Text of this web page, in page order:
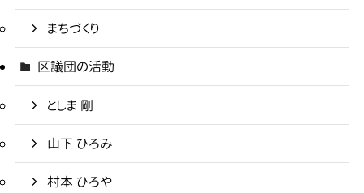
まちづくり
区議団の活動
としま 剛
山下 ひろみ
村本 ひろや